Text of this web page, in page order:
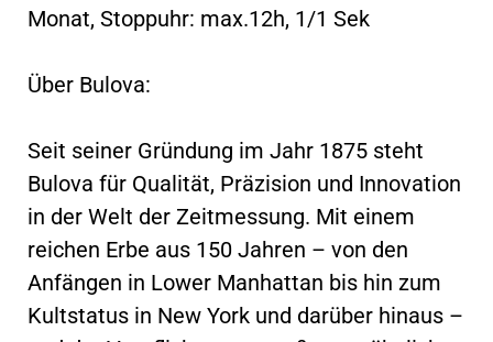
Monat, Stoppuhr: max.12h, 1/1 Sek
Über Bulova:
Seit seiner Gründung im Jahr 1875 steht
Bulova für Qualität, Präzision und Innovation
in der Welt der Zeitmessung. Mit einem
reichen Erbe aus 150 Jahren – von den
Anfängen in Lower Manhattan bis hin zum
Kultstatus in New York und darüber hinaus –